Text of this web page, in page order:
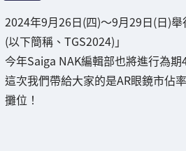
2024年9月26日(四)～9月29日(日)
(以下簡稱、TGS2024)」
今年Saiga NAK編輯部也將進行為期
這次我們帶給大家的是AR眼鏡市佔
攤位！